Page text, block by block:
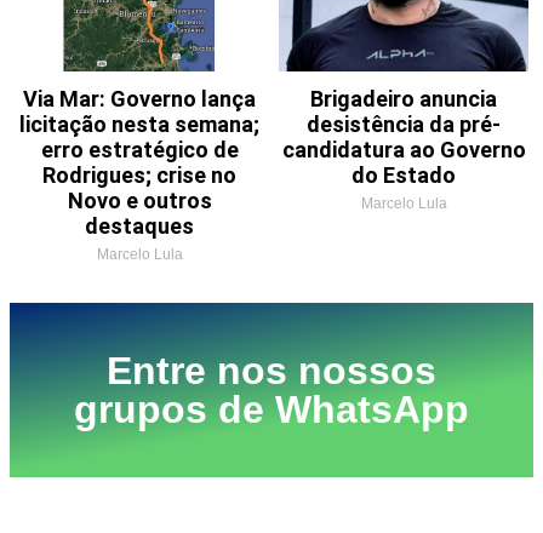
Via Mar: Governo lança
licitação nesta semana;
erro estratégico de
Rodrigues; crise no
Novo e outros
destaques
Marcelo Lula
Brigadeiro anuncia
desistência da pré-
candidatura ao Governo
do Estado
Marcelo Lula
Entre nos nossos
grupos de WhatsApp